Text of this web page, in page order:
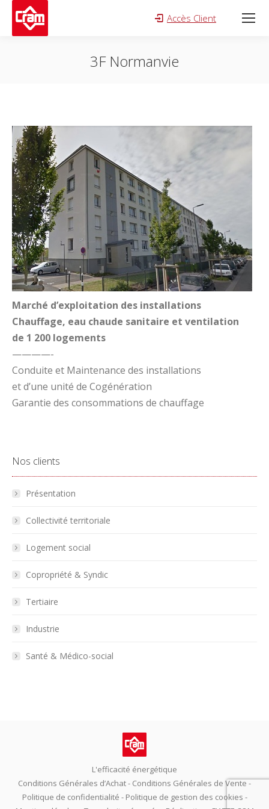
Accès Client
Search:
3F Normanvie
Marché d’exploitation des installations
Chauffage, eau chaude sanitaire et ventilation
de 1 200 logements
————-
Conduite et Maintenance des installations
et d’une unité de Cogénération
Garantie des consommations de chauffage
Nos clients
Présentation
Collectivité territoriale
Logement social
Copropriété & Syndic
Tertiaire
Industrie
Santé & Médico-social
L'efficacité énergétique
Conditions Générales d’Achat- Conditions Générales de Vente-
Politique de confidentialité - Politique de gestion des cookies -